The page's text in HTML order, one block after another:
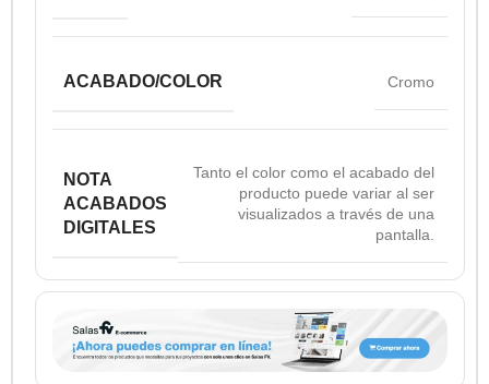
ACABADO/COLOR Cromo
NOTA
ACABADOS
DIGITALES
Tanto el color como el acabado del
producto puede variar al ser
visualizados a través de una
pantalla.